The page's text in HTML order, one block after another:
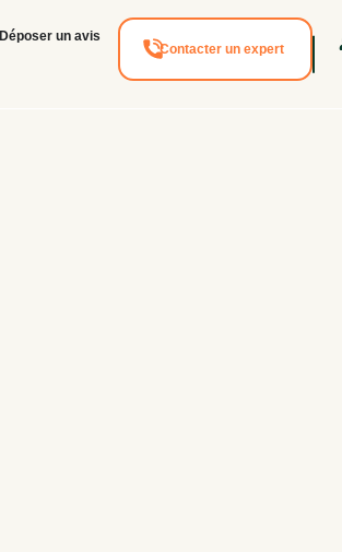
Déposer un avis
Contacter un expert